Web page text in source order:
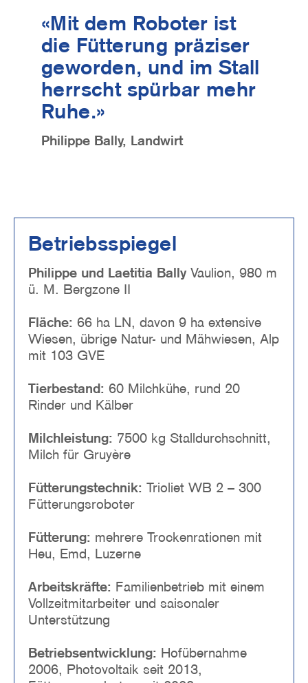
«Mit dem Roboter ist
die Fütterung präziser
geworden, und im Stall
herrscht spürbar mehr
Ruhe.»
Philippe Bally, Landwirt
Betriebsspiegel
Philippe und Laetitia Bally Vaulion, 980 m
ü. M. Bergzone II
Fläche: 66 ha LN, davon 9 ha extensive
Wiesen, übrige Natur- und Mähwiesen, Alp
mit 103 GVE
Tierbestand: 60 Milchkühe, rund 20
Rinder und Kälber
Milchleistung: 7500 kg Stalldurchschnitt,
Milch für Gruyère
Fütterungstechnik: Trioliet WB 2 – 300
Fütterungsroboter
Fütterung: mehrere Trockenrationen mit
Heu, Emd, Luzerne
Arbeitskräfte: Familienbetrieb mit einem
Vollzeitmitarbeiter und saisonaler
Unterstützung
Betriebsentwicklung: Hofübernahme
2006, Photovoltaik seit 2013,